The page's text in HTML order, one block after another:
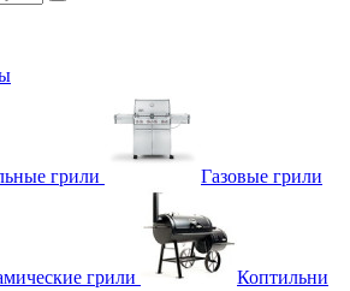
грили Газовые грили
грили Коптильни